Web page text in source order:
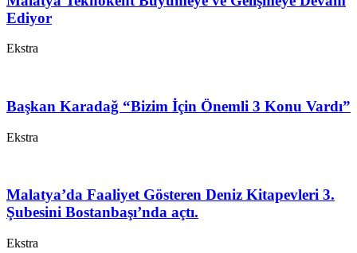
Ediyor
Ekstra
Başkan Karadağ “Bizim İçin Önemli 3 Konu Vardı”
Ekstra
Malatya’da Faaliyet Gösteren Deniz Kitapevleri 3.
Şubesini Bostanbaşı’nda açtı.
Ekstra